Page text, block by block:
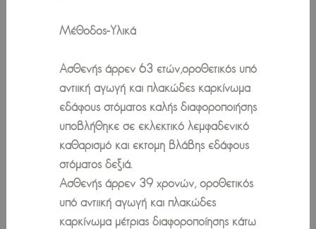
Μέθοδος-Υλικά
Aσθενής άρρεν 63 ετών,οροθετικός υπό
αντιική αγωγή και πλακώδες καρκίνωμα
εδάφους στόματος καλής διαφοροποιήσης
υποβλήθηκε σε εκλεκτικό λεμφαδενικό
καθαρισμό και εκτομη βλάβης εδάφους
στόματος δεξιά.
Ασθενής άρρεν 39 χρονών, οροθετικός
υπό αντιική αγωγή και πλακώδες
καρκίνωμα μέτριας διαφοροποίησης κάτω